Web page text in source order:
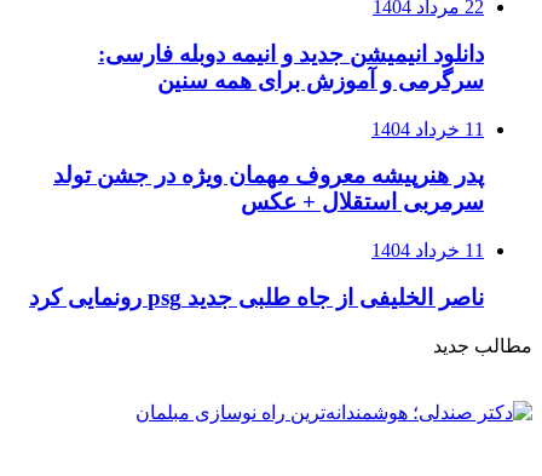
22 مرداد 1404
دانلود انیمیشن جدید و انیمه دوبله فارسی:
سرگرمی و آموزش برای همه سنین
11 خرداد 1404
پدر هنرپیشه معروف مهمان ویژه در جشن تولد
سرمربی استقلال + عکس
11 خرداد 1404
ناصر الخلیفی از جاه طلبی جدید psg رونمایی کرد
مطالب جدید